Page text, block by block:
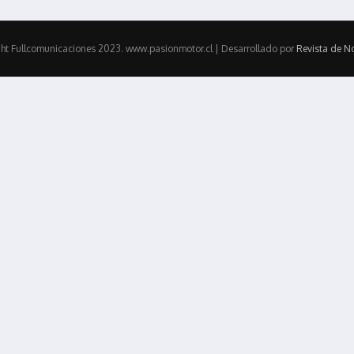
Fullcomunicaciones 2023. www.pasionmotor.cl | Desarrollado por Revista de